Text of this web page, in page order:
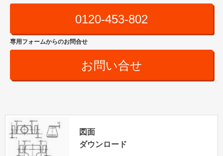
0120-453-802
専用フォームからのお問合せ
お問い合せ
図面
ダウンロード